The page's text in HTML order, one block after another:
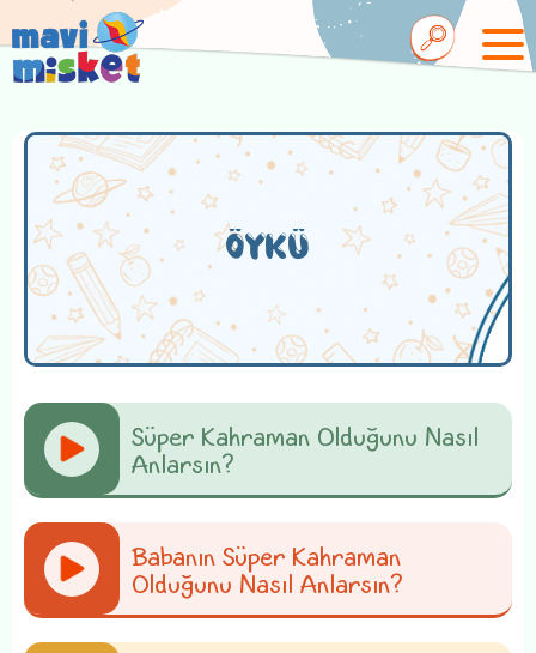
ÖYKÜ
Süper Kahraman Olduğunu Nasıl
Anlarsın?
Babanın Süper Kahraman
Olduğunu Nasıl Anlarsın?